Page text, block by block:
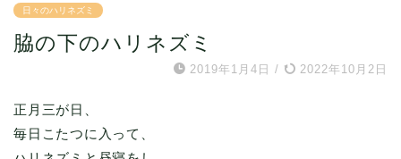
日々のハリネズミ
脇の下のハリネズミ
2019年1月4日 / 2022年10月2日
正月三が日、
毎日こたつに入って、